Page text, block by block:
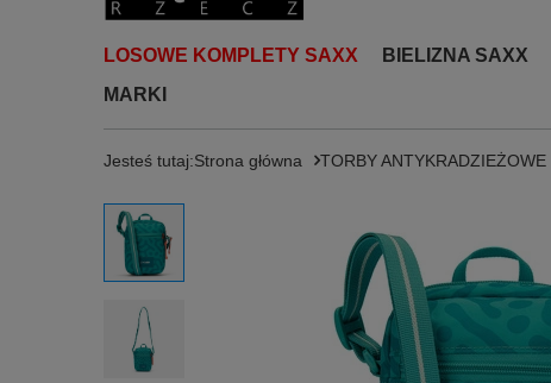
LOSOWE KOMPLETY SAXX BIELIZNA SAXX
MARKI
Jesteś tutaj:Strona główna TORBY ANTYKRADZIEŻOWE